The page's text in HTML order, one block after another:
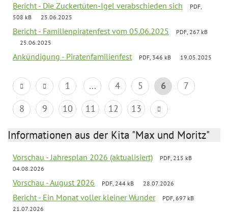
Bericht - Die Zuckertüten-Igel verabschieden sich
PDF,
508 kB
25.06.2025
Bericht - Familienpiratenfest vom 05.06.2025
PDF, 267 kB
25.06.2025
Ankündigung - Piratenfamilienfest PDF, 346 kB 19.05.2025
1 ... 4 5 6
7
8
9 10 11 12 13
Informationen aus der Kita "Max und Moritz"
Vorschau - Jahresplan 2026 (aktualisiert)
PDF, 215 kB
04.08.2026
Vorschau - August 2026 PDF, 244 kB 28.07.2026
Bericht - Ein Monat voller kleiner Wunder
PDF, 697 kB
21.07.2026